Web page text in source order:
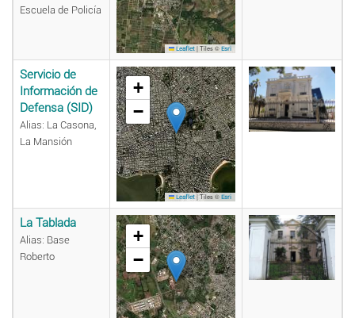
Escuela de Policía
Leaflet |Tiles © Esri
Servicio de
Información de
Defensa (SID)
Alias: La Casona,
La Mansión
+
−
Leaflet |Tiles © Esri
La Tablada
Alias: Base
Roberto
+
−